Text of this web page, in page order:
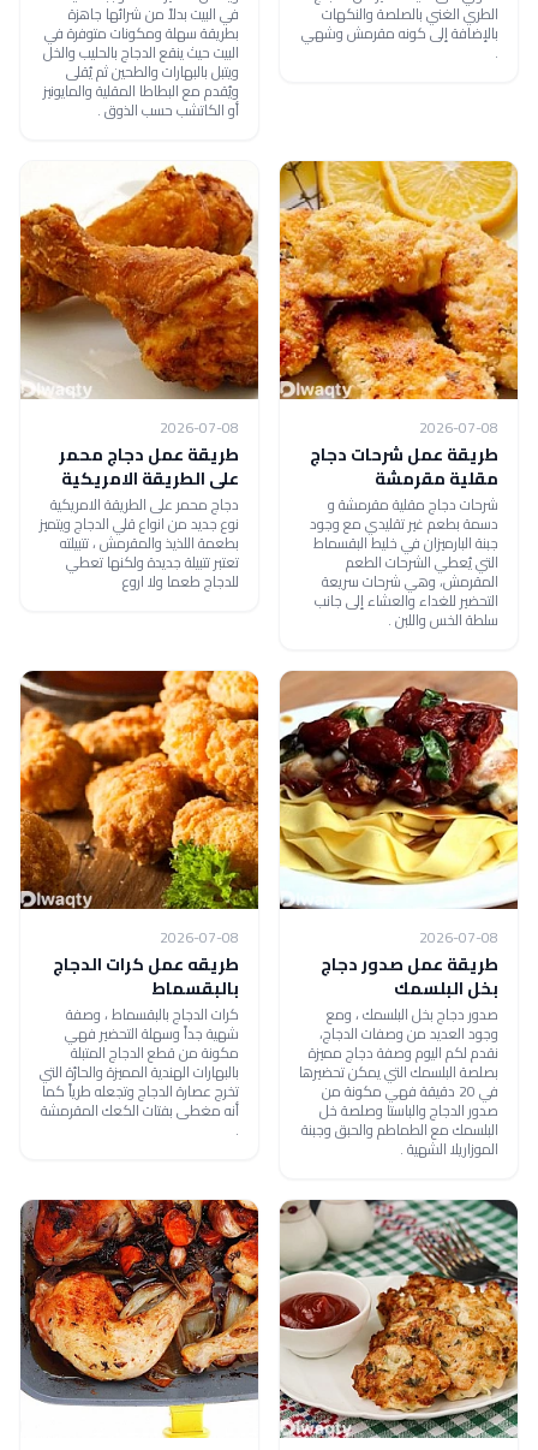
الطري الغني بالصلصة والنكهات
بالإضافة إلى كونه مقرمش وشهي
.
في البيت بدلاً من شرائها جاهزة
بطريقة سهلة ومكونات متوفرة في
البيت حيث ينقع الدجاج بالحليب والخل
ويتبل بالبهارات والطحين ثم يُقلى
ويُقدم مع البطاطا المقلية والمايونيز
أو الكاتشب حسب الذوق .
2026-07-08
طريقة عمل شرحات دجاج
مقلية مقرمشة
شرحات دجاج مقلية مقرمشة و
دسمة بطعم غير تقليدي مع وجود
جبنة البارميزان في خليط البقسماط
التي يُعطي الشرحات الطعم
المقرمش، وهي شرحات سريعة
التحضير للغداء والعشاء إلى جانب
سلطة الخس واللبن .
2026-07-08
طريقة عمل دجاج محمر
على الطريقة الامريكية
دجاج محمر على الطريقة الامريكية
نوع جديد من انواع قلي الدجاج ويتميز
بطعمة اللذيذ والمقرمش ، تتبيلته
تعتبر تتبيلة جديدة ولكنها تعطي
للدجاج طعما ولا اروع
2026-07-08
طريقة عمل صدور دجاج
بخل البلسمك
صدور دجاج بخل البلسمك ، ومع
وجود العديد من وصفات الدجاج،
نقدم لكم اليوم وصفة دجاج مميزة
بصلصة البلسمك التي يمكن تحضيرها
في 20 دقيقة فهي مكونة من
صدور الدجاج والباستا وصلصة خل
البلسمك مع الطماطم والحبق وجبنة
الموزاريلا الشهية .
2026-07-08
طريقه عمل كرات الدجاج
بالبقسماط
كرات الدجاج بالبقسماط ، وصفة
شهية جداً وسهلة التحضير فهي
مكونة من قطع الدجاج المتبلة
بالبهارات الهندية المميزة والحارّة التي
تخرج عصارة الدجاج وتجعله طرياً كما
أنه مغطى بفتات الكعك المقرمشة
.